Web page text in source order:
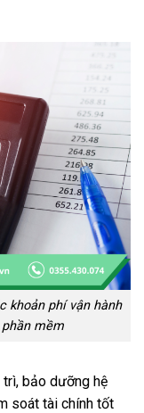
khoản phí vận hành
mềm
bảo dưỡng hệ
soát tài chính tốt